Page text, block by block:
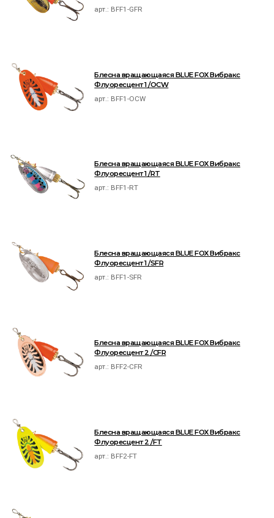
арт.: BFF1-GFR
Блесна вращающаяся BLUE FOX Вибракс
Флуоресцент 1 /OCW
арт.: BFF1-OCW
Блесна вращающаяся BLUE FOX Вибракс
Флуоресцент 1 /RT
арт.: BFF1-RT
Блесна вращающаяся BLUE FOX Вибракс
Флуоресцент 1 /SFR
арт.: BFF1-SFR
Блесна вращающаяся BLUE FOX Вибракс
Флуоресцент 2 /CFR
арт.: BFF2-CFR
Блесна вращающаяся BLUE FOX Вибракс
Флуоресцент 2 /FT
арт.: BFF2-FT